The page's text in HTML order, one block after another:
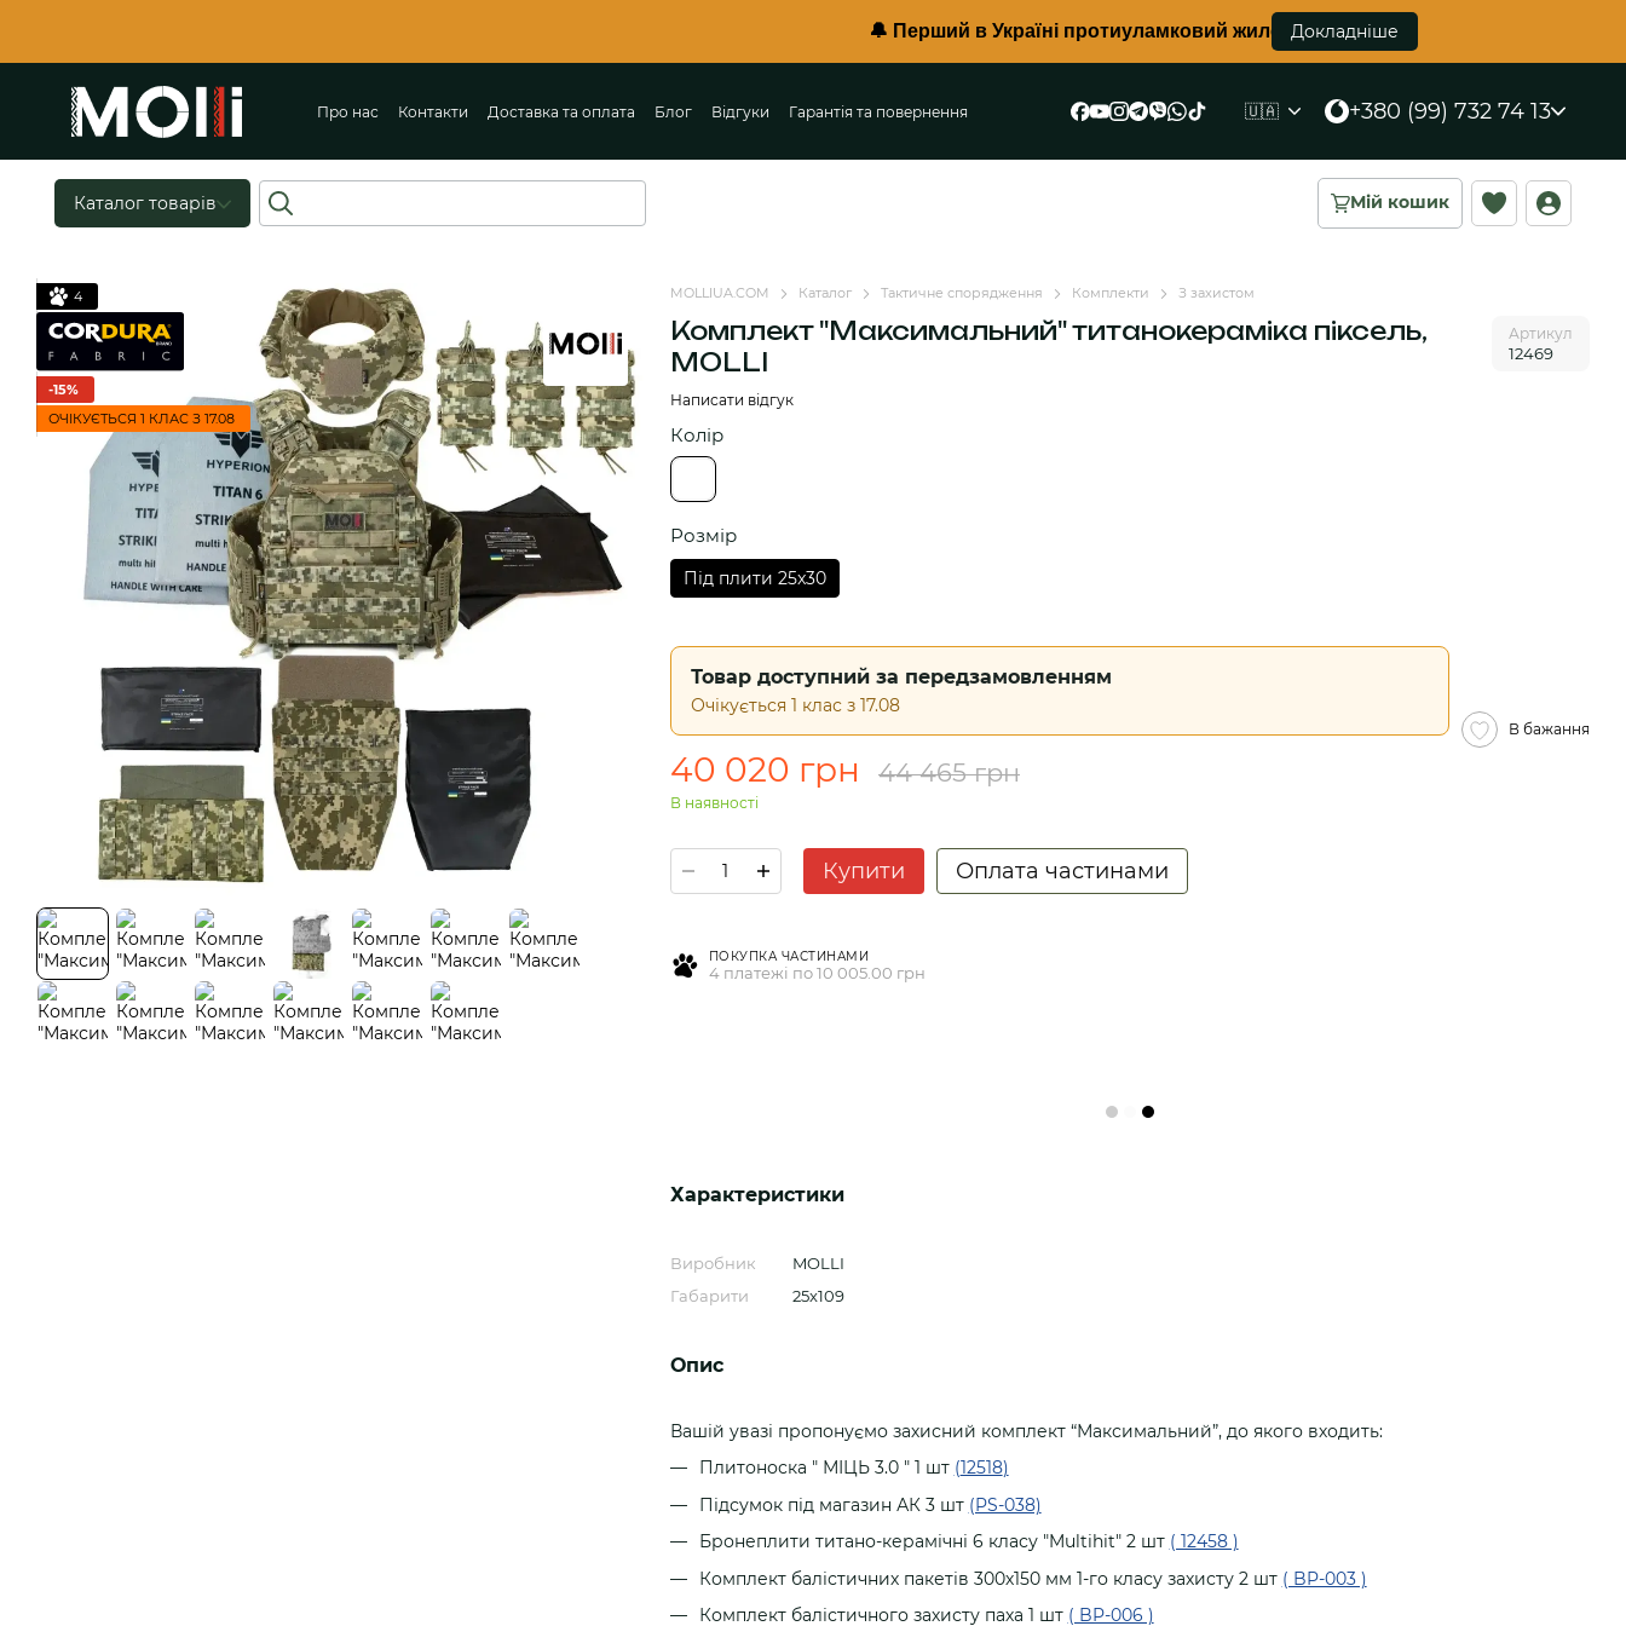
🔔 Перший в Україні протиуламковий жилет корсетного типу вже в наявності в усіх
Докладніше
Про нас Контакти Доставка та оплата Блог Відгуки
Гарантія та повернення
🇺🇦 +380 (99) 732 74 13
Каталог товарів Мій кошик
4
-15%
ОЧІКУЄТЬСЯ 1 КЛАС З 17.08
MOLLIUA.COM Каталог Тактичне спорядження Комплекти З захистом
Комплект "Максимальний" титанокераміка піксель,
MOLLI
Артикул
12469
Написати відгук
Колір
Розмір
Під плити 25x30
Товар доступний за передзамовленням
Очікується 1 клас з 17.08
40 020 грн 44 465 грн
В наявності
В бажання
Купити Оплата частинами
ПОКУПКА ЧАСТИНАМИ
4 платежі по 10 005.00 грн
Характеристики
Виробник
MOLLI
Габарити
25x109
Опис
Вашій увазі пропонуємо захисний комплект “Максимальний”, до якого входить:
Плитоноска " МІЦЬ 3.0 " 1 шт (12518)
Підсумок під магазин АК 3 шт (PS-038)
Бронеплити титано-керамічні 6 класу "Multihit" 2 шт ( 12458 )
Комплект балістичних пакетів 300х150 мм 1-го класу захисту 2 шт ( BP-003 )
Комплект балістичного захисту паха 1 шт ( BP-006 )